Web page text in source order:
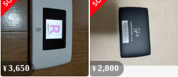
¥3,650 ¥2,800